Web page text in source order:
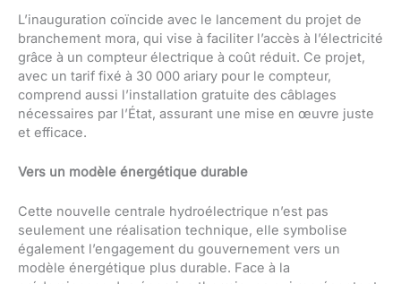
L’inauguration coïncide avec le lancement du projet de
branchement mora, qui vise à faciliter l’accès à l’électricité
grâce à un compteur électrique à coût réduit. Ce projet,
avec un tarif fixé à 30 000 ariary pour le compteur,
comprend aussi l’installation gratuite des câblages
nécessaires par l’État, assurant une mise en œuvre juste
et efficace.
Vers un modèle énergétique durable
Cette nouvelle centrale hydroélectrique n’est pas
seulement une réalisation technique, elle symbolise
également l’engagement du gouvernement vers un
modèle énergétique plus durable. Face à la